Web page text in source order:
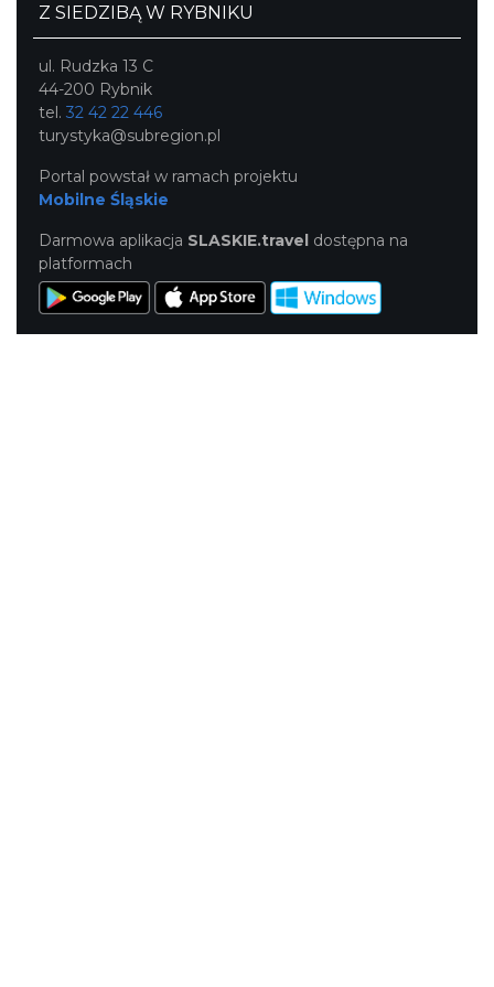
Z SIEDZIBĄ W RYBNIKU
ul. Rudzka 13 C
44-200 Rybnik
tel. 32 42 22 446
turystyka@subregion.pl
Portal powstał w ramach projektu
Mobilne Śląskie
Darmowa aplikacja SLASKIE.travel dostępna na
platformach